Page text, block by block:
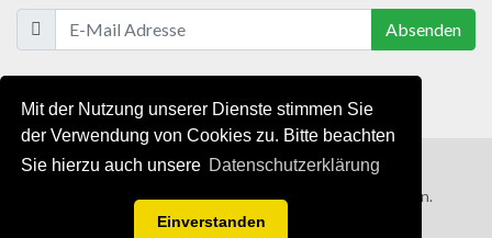
Mit der Nutzung unserer Dienste stimmen Sie
der Verwendung von Cookies zu. Bitte beachten
Sie hierzu auch unsere Datenschutzerklärung
Einverstanden
Absenden
© 2019 - 2021 - Alle Rechte von 1000WB vorbehalten.
AGB/Datenschutzerklärung